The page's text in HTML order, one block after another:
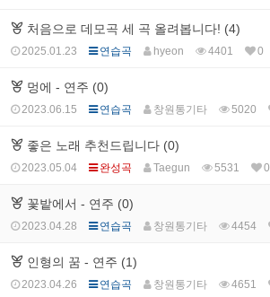
처음으로 데모곡 세 곡 올려봅니다! (4)
2025.01.23 연습곡 hyeon 4401 0
멍에 - 연주 (0)
2023.06.15 연습곡 창원통기타 5020
좋은 노래 추천드립니다 (0)
2023.05.04 완성곡 Taegun 5531 0
꽃밭에서 - 연주 (0)
2023.04.28 연습곡 창원통기타 4454
인형의 꿈 - 연주 (1)
2023.04.26 연습곡 창원통기타 4651